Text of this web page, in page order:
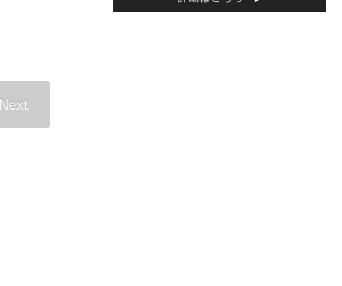
Next